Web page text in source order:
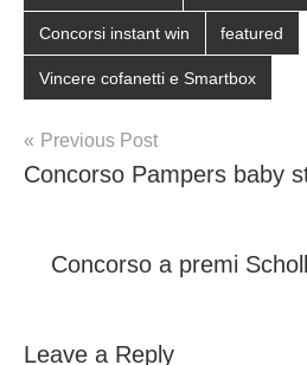
Concorsi instant win featured
Vincere cofanetti e Smartbox
Post
navigation
Previous Post
Concorso Pampers baby
Concorso a premi
Leave a Reply